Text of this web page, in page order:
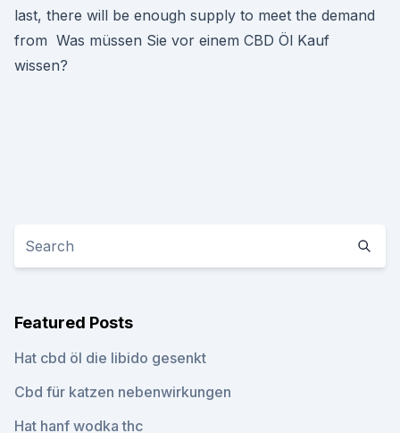
last, there will be enough supply to meet the demand
from Was müssen Sie vor einem CBD Öl Kauf
wissen?
Featured Posts
Hat cbd öl die libido gesenkt
Cbd für katzen nebenwirkungen
Hat hanf wodka thc